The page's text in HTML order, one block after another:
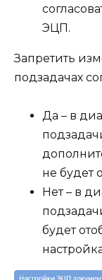
ЭЦП.
Запретить
подзадачах
Да – в
не будет
Нет– в
будет